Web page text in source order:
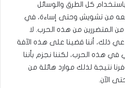
كل الطرق والوسائل
من تشويش وحتى إساءة، في
المتضررين من هذه الحرب. لا
ذلك، أننا قضينا على هذه الآفة
في هذه الحرب، لكننا نجزم بأننا
نتيجة لذلك موارد هائلة من
الآن.